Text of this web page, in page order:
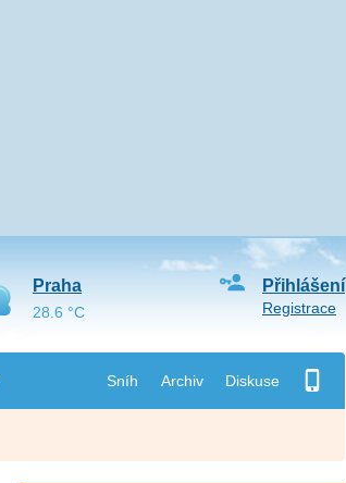
Sníh Archiv Diskuse
Přihlášení
Registrace
Praha
28.6 °C